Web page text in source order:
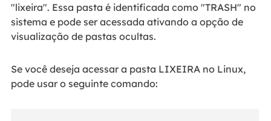
"lixeira". Essa pasta é identificada como "TRASH" no
sistema e pode ser acessada ativando a opção de
visualização de pastas ocultas.
Se você deseja acessar a pasta LIXEIRA no Linux,
pode usar o seguinte comando: